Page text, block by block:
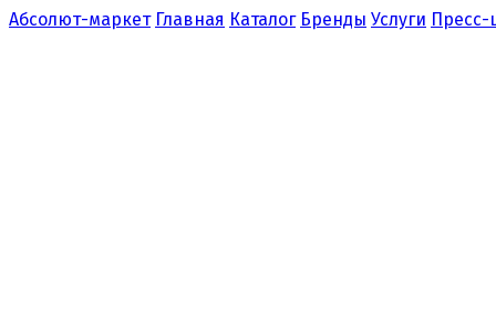
Абсолют-маркет Главная Каталог Бренды Услуги Пресс-